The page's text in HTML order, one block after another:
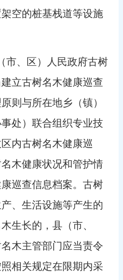
空的桩基栈道等设施
市、区）人民政府古树
立古树名木健康巡查
则与所在地乡（镇）
处）联合组织专业技
内古树名木健康巡
木健康状况和管护情
巡查信息档案。古树
、生活设施等产生的
生长的，县（市、
木主管部门应当责令
相关规定在限期内采